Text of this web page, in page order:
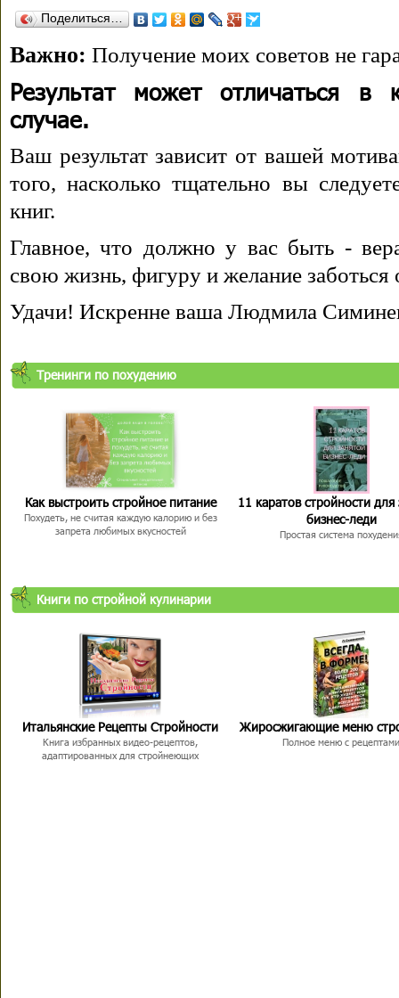
Поделиться…
Важно: Получение моих советов не
Результат может отличаться в
случае.
Ваш результат зависит от вашей
того, насколько тщательно вы
книг.
Главное, что должно у вас быть -
свою жизнь, фигуру и желание заботься
Удачи! Искренне ваша Людмила
Тренинги по похудению
Как выстроить стройное питание
Похудеть, не считая каждую калорию и без
запрета любимых вкусностей
11 каратов стройности для
бизнес-леди
Простая система
Книги по стройной кулинарии
Итальянские Рецепты Стройности
Книга избранных видео-рецептов,
адаптированных для стройнеющих
Жиросжигающие меню
Полное меню с рецептами